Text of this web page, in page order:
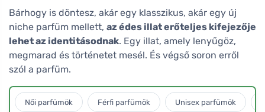
Bárhogy is döntesz, akár egy klasszikus, akár egy új
niche parfüm mellett, az édes illat erőteljes kifejezője
lehet az identitásodnak. Egy illat, amely lenyűgöz,
megmarad és történetet mesél. És végső soron erről
szól a parfüm.
Női parfümök Férfi parfümök Unisex parfümök